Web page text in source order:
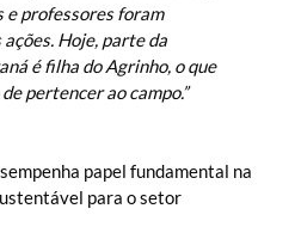
e professores foram
Hoje, parte da
é filha do Agrinho, o que
pertencer ao campo.”
papel fundamental na
para o setor